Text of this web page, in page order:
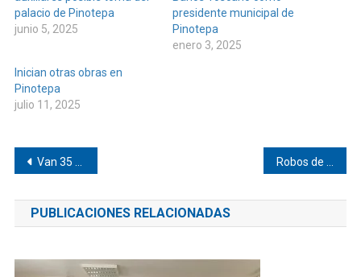
palacio de Pinotepa
junio 5, 2025
presidente municipal de
Pinotepa
enero 3, 2025
Inician otras obras en
Pinotepa
julio 11, 2025
Navegación
de
entradas
Van 35 sismos en Pinotepa Robos de ganado en municipios cercanos a Pinotepa
PUBLICACIONES RELACIONADAS